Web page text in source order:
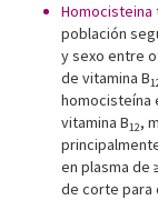
Homocisteina
población
y sexo entre
de vitamina B
homocisteína
vitamina B12,
en plasma de
de corte para